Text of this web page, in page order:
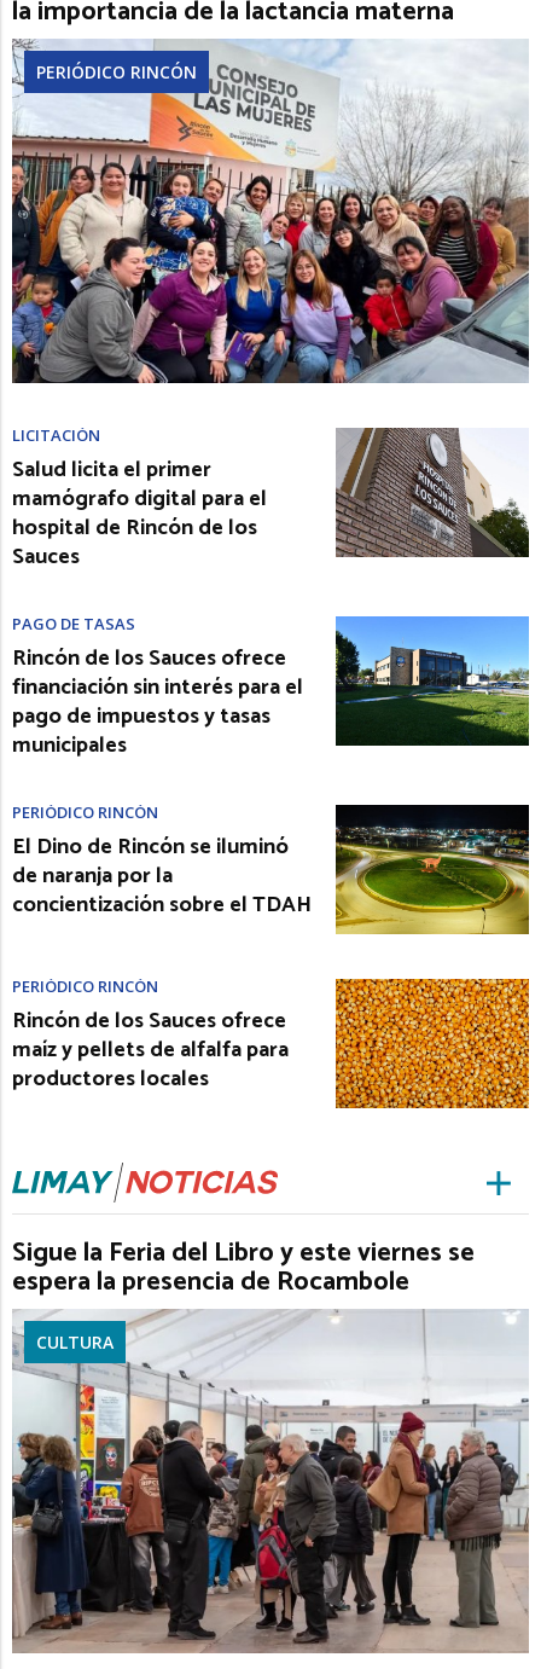
la importancia de la lactancia materna
PERIÓDICO RINCÓN
LICITACIÓN
Salud licita el primer
mamógrafo digital para el
hospital de Rincón de los
Sauces
PAGO DE TASAS
Rincón de los Sauces ofrece
financiación sin interés para el
pago de impuestos y tasas
municipales
PERIÓDICO RINCÓN
El Dino de Rincón se iluminó
de naranja por la
concientización sobre el TDAH
PERIÓDICO RINCÓN
Rincón de los Sauces ofrece
maíz y pellets de alfalfa para
productores locales
Sigue la Feria del Libro y este viernes se
espera la presencia de Rocambole
CULTURA